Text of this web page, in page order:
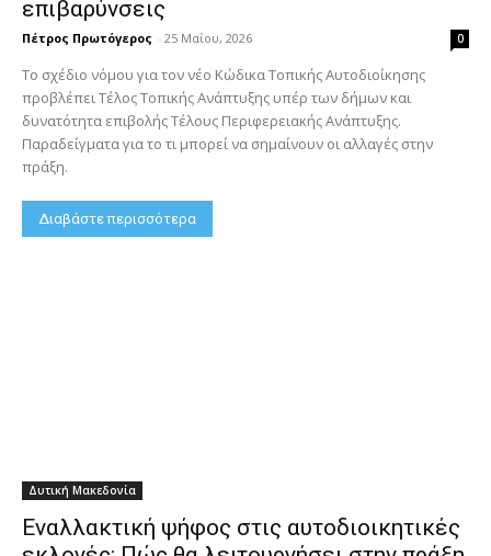
επιβαρύνσεις
Πέτρος Πρωτόγερος - 25 Μαΐου, 2026 0
Το σχέδιο νόμου για τον νέο Κώδικα Τοπικής Αυτοδιοίκησης
προβλέπει Τέλος Τοπικής Ανάπτυξης υπέρ των δήμων και
δυνατότητα επιβολής Τέλους Περιφερειακής Ανάπτυξης.
Παραδείγματα για το τι μπορεί να σημαίνουν οι αλλαγές στην
πράξη.
Διαβάστε περισσότερα
Δυτική Μακεδονία
Εναλλακτική ψήφος στις αυτοδιοικητικές